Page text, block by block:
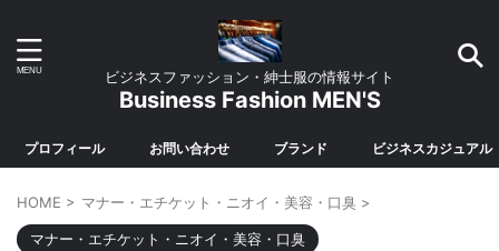
ビジネスファッション・紳士服の情報サイト
Business Fashion MEN'S
プロフィール お問い合わせ ブランド ビジネスカジュアル
HOME > マナー・エチケット・ニオイ・美容・口臭 >
マナー・エチケット・ニオイ・美容・口臭